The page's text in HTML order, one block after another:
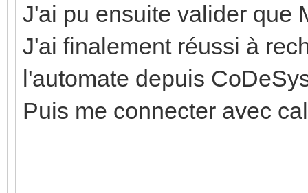
J'ai pu ensuite valider
J'ai finalement réussi à
l'automate depuis
Puis me connecter avec